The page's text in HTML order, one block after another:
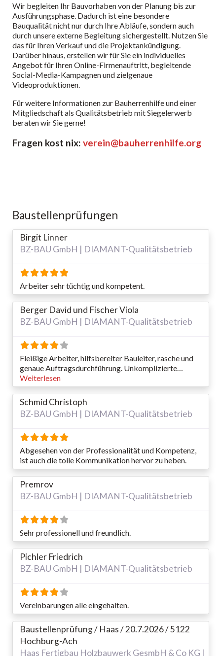
Wir begleiten Ihr Bauvorhaben von der Planung bis zur
Ausführungsphase. Dadurch ist eine besondere
Bauqualität nicht nur durch Ihre Abläufe, sondern auch
durch unsere externe Begleitung sichergestellt. Nutzen Sie
das für Ihren Verkauf und die Projektankündigung.
Darüber hinaus, erstellen wir für Sie ein individuelles
Angebot für Ihren Online-Firmenauftritt, begleitende
Social-Media-Kampagnen und zielgenaue
Videoproduktionen.
Für weitere Informationen zur Bauherrenhilfe und einer
Mitgliedschaft als Qualitätsbetrieb mit Siegelerwerb
beraten wir Sie gerne!
Fragen kost nix: verein@bauherrenhilfe.org
Baustellenprüfungen
Birgit Linner
BZ-BAU GmbH | DIAMANT-Qualitätsbetrieb
Arbeiter sehr tüchtig und kompetent.
Berger David und Fischer Viola
BZ-BAU GmbH | DIAMANT-Qualitätsbetrieb
Fleißige Arbeiter, hilfsbereiter Bauleiter, rasche und
genaue Auftragsdurchführung. Unkomplizierte…
Weiterlesen
Schmid Christoph
BZ-BAU GmbH | DIAMANT-Qualitätsbetrieb
Abgesehen von der Professionalität und Kompetenz,
ist auch die tolle Kommunikation hervor zu heben.
Premrov
BZ-BAU GmbH | DIAMANT-Qualitätsbetrieb
Sehr professionell und freundlich.
Pichler Friedrich
BZ-BAU GmbH | DIAMANT-Qualitätsbetrieb
Vereinbarungen alle eingehalten.
Baustellenprüfung / Haas / 20.7.2026 / 5122
Hochburg-Ach
Haas Fertigbau Holzbauwerk GesmbH & Co KG |